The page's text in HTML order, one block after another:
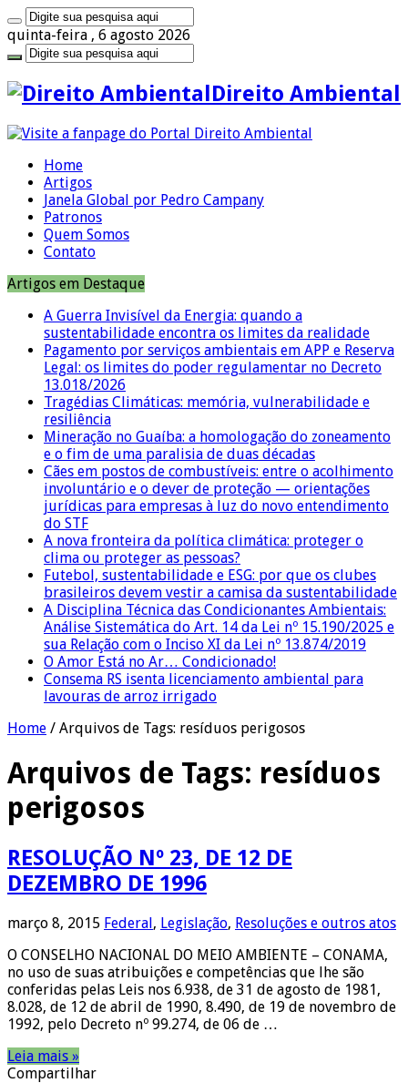
quinta-feira , 6 agosto 2026
Direito Ambiental
Home
Artigos
Janela Global por Pedro Campany
Patronos
Quem Somos
Contato
Artigos em Destaque
A Guerra Invisível da Energia: quando a
sustentabilidade encontra os limites da realidade
Pagamento por serviços ambientais em APP e Reserva
Legal: os limites do poder regulamentar no Decreto
13.018/2026
Tragédias Climáticas: memória, vulnerabilidade e
resiliência
Mineração no Guaíba: a homologação do zoneamento
e o fim de uma paralisia de duas décadas
Cães em postos de combustíveis: entre o acolhimento
involuntário e o dever de proteção — orientações
jurídicas para empresas à luz do novo entendimento
do STF
A nova fronteira da política climática: proteger o
clima ou proteger as pessoas?
Futebol, sustentabilidade e ESG: por que os clubes
brasileiros devem vestir a camisa da sustentabilidade
A Disciplina Técnica das Condicionantes Ambientais:
Análise Sistemática do Art. 14 da Lei nº 15.190/2025 e
sua Relação com o Inciso XI da Lei nº 13.874/2019
O Amor Está no Ar… Condicionado!
Consema RS isenta licenciamento ambiental para
lavouras de arroz irrigado
Home / Arquivos de Tags: resíduos perigosos
Arquivos de Tags: resíduos
perigosos
RESOLUÇÃO Nº 23, DE 12 DE
DEZEMBRO DE 1996
março 8, 2015 Federal, Legislação, Resoluções e outros atos
O CONSELHO NACIONAL DO MEIO AMBIENTE – CONAMA,
no uso de suas atribuições e competências que lhe são
conferidas pelas Leis nos 6.938, de 31 de agosto de 1981,
8.028, de 12 de abril de 1990, 8.490, de 19 de novembro de
1992, pelo Decreto nº 99.274, de 06 de …
Leia mais »
Compartilhar